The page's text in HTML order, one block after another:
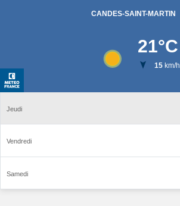
CANDES-SAINT-MARTIN
21°C
15km/h
Jeudi
Vendredi
Samedi